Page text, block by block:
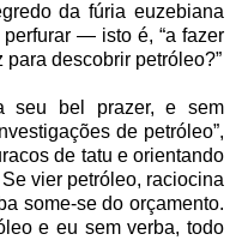
da fúria euzebiana
— isto é, “a fazer
descobrir petróleo?”
seu bel prazer, e sem
de petróleo”,
de tatu e orientando
vier petróleo, raciocina
some-se do orçamento.
e eu sem verba, todo